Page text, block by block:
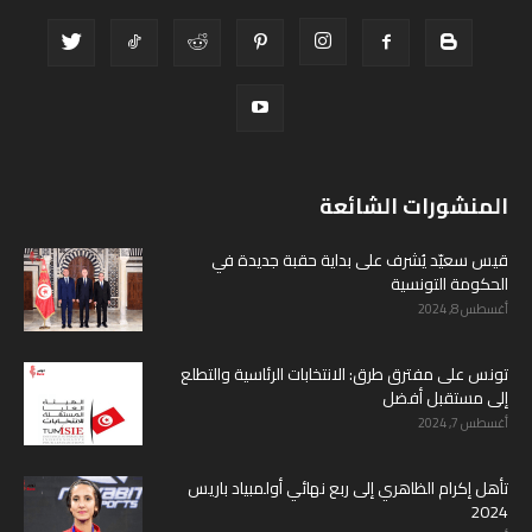
المنشورات الشائعة
قيس سعيّد يُشرف على بداية حقبة جديدة في
الحكومة التونسية
أغسطس 8, 2024
تونس على مفترق طرق: الانتخابات الرئاسية والتطلع
إلى مستقبل أفضل
أغسطس 7, 2024
تأهل إكرام الظاهري إلى ربع نهائي أولمبياد باريس
2024